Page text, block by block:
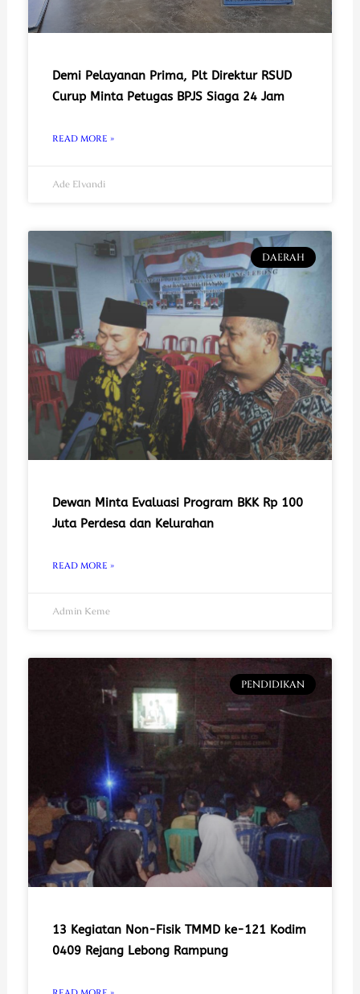
Demi Pelayanan Prima, Plt Direktur RSUD
Curup Minta Petugas BPJS Siaga 24 Jam
READ MORE »
Ade Elvandi
DAERAH
Dewan Minta Evaluasi Program BKK Rp 100
Juta Perdesa dan Kelurahan
READ MORE »
Admin Keme
PENDIDIKAN
13 Kegiatan Non-Fisik TMMD ke-121 Kodim
0409 Rejang Lebong Rampung